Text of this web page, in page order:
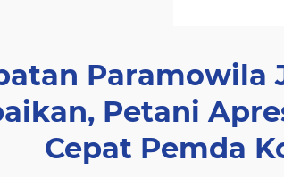
Paramowila
Petani
Cepat Pemda